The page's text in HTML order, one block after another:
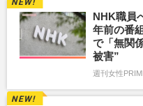
NHK職員
年前の番
で「無関
被害”
週刊女性